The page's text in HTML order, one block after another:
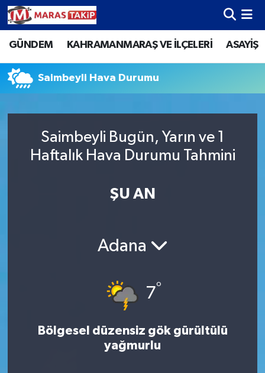
GÜNDEM KAHRAMANMARAŞ VE İLÇELERİ ASAYİŞ
Saimbeyli Hava Durumu
Saimbeyli Bugün, Yarın ve 1
Haftalık Hava Durumu Tahmini
ŞU AN
Adana
7°
Bölgesel düzensiz gök gürültülü
yağmurlu
Kahramanmaraş Nöbetçi Eczaneler
Kahramanmaraş Hava Durumu
Kahramanmaraş Trafik Yoğunluk Haritası